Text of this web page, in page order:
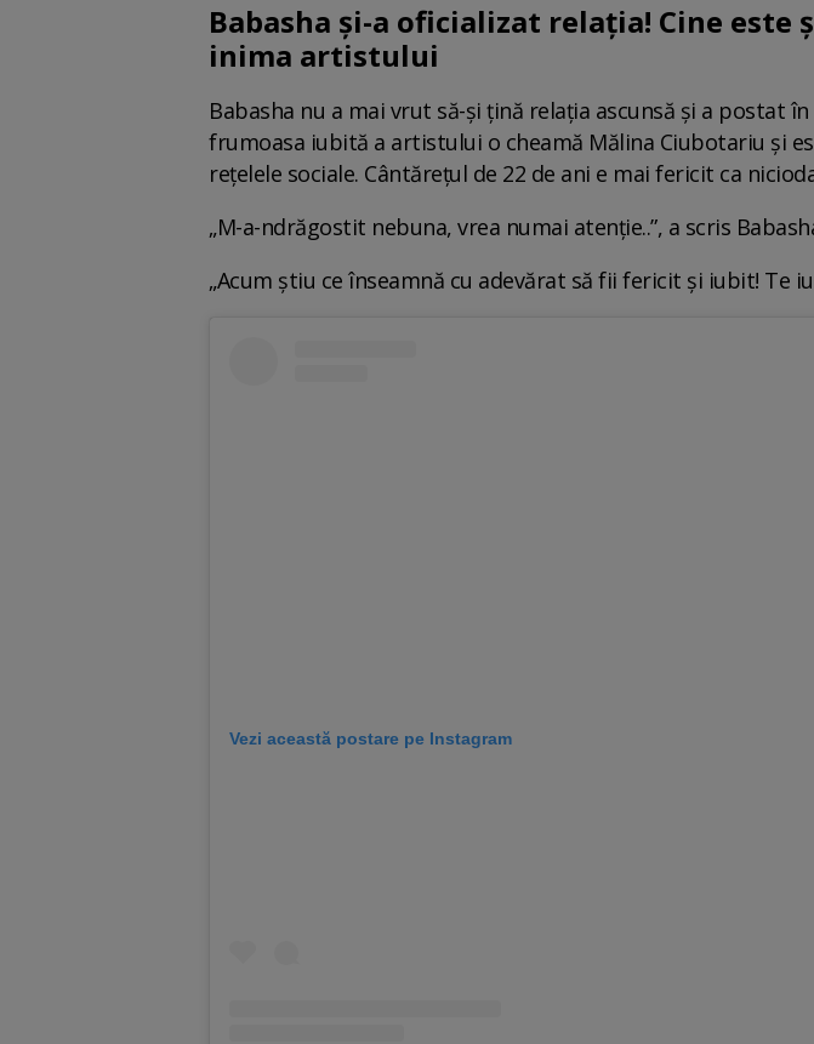
Babasha și-a oficializat relația! Cine este
inima artistului
Babasha nu a mai vrut să-și țină relația ascunsă și a postat
frumoasa iubită a artistului o cheamă Mălina Ciubotariu și
rețelele sociale. Cântărețul de 22 de ani e mai fericit ca
„M-a-ndrăgostit nebuna, vrea numai atenție..”, a scris
„Acum știu ce înseamnă cu adevărat să fii fericit şi iubit! Te
Vezi această postare pe Instagram